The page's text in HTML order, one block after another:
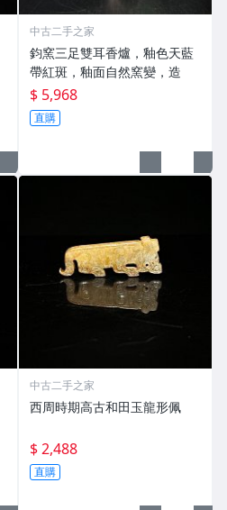
中古二手之家
鈞窯三足雙耳香爐，釉色天藍
帶紅斑，釉面自然窯變，造
$ 5,968
直購
中古二手之家
西周時期高古和田玉龍形佩
$ 2,488
直購